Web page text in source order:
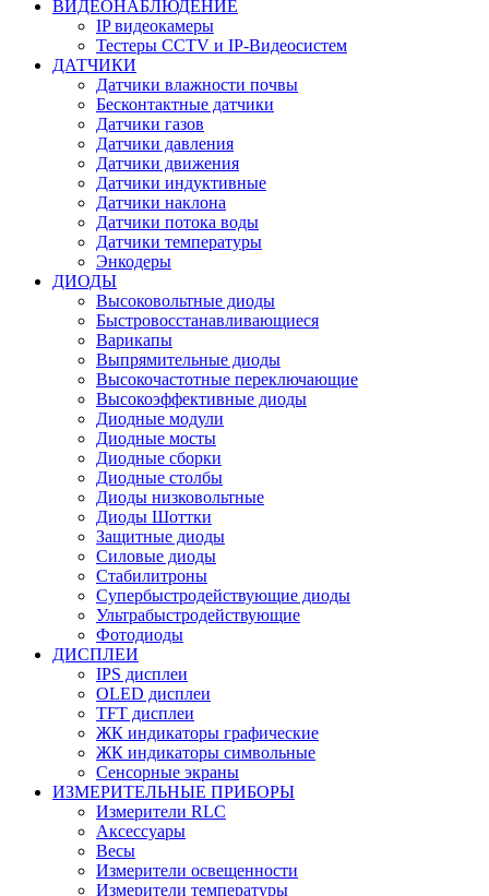
ВИДЕОНАБЛЮДЕНИЕ
IP видеокамеры
Тестеры CCTV и IP-Видеосистем
ДАТЧИКИ
Датчики влажности почвы
Бесконтактные датчики
Датчики газов
Датчики давления
Датчики движения
Датчики индуктивные
Датчики наклона
Датчики потока воды
Датчики температуры
Энкодеры
ДИОДЫ
Высоковольтные диоды
Быстровосстанавливающиеся
Варикапы
Выпрямительные диоды
Высокочастотные переключающие
Высокоэффективные диоды
Диодные модули
Диодные мосты
Диодные сборки
Диодные столбы
Диоды низковольтные
Диоды Шоттки
Защитные диоды
Силовые диоды
Стабилитроны
Супербыстродействующие диоды
Ультрабыстродействующие
Фотодиоды
ДИСПЛЕИ
IPS дисплеи
OLED дисплеи
TFT дисплеи
ЖК индикаторы графические
ЖК индикаторы символьные
Сенсорные экраны
ИЗМЕРИТЕЛЬНЫЕ ПРИБОРЫ
Измерители RLC
Аксессуары
Весы
Измерители освещенности
Измерители температуры